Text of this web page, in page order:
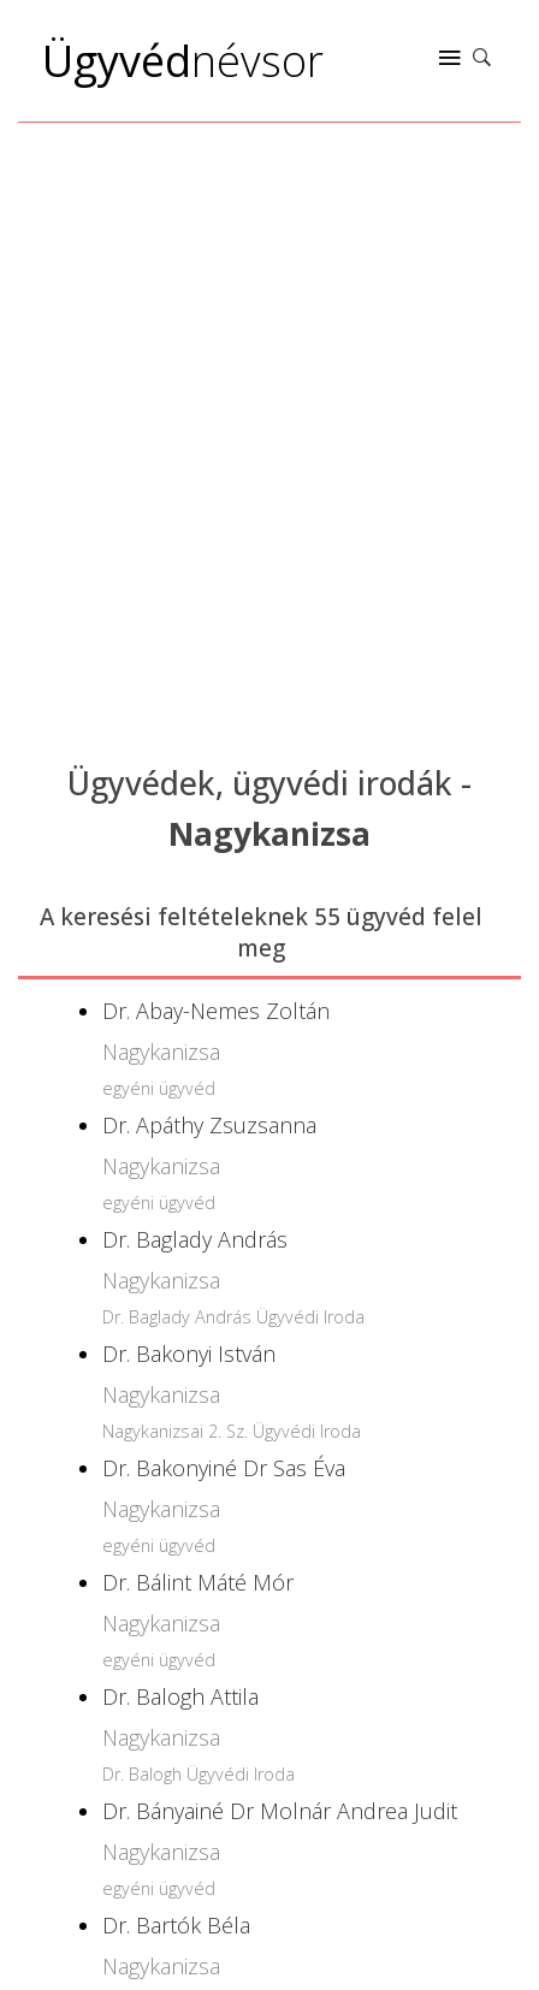
Ügyvédnévsor
Ügyvédek, ügyvédi irodák -
Nagykanizsa
A keresési feltételeknek 55 ügyvéd felel
meg
Dr. Abay-Nemes Zoltán
Nagykanizsa
egyéni ügyvéd
Dr. Apáthy Zsuzsanna
Nagykanizsa
egyéni ügyvéd
Dr. Baglady András
Nagykanizsa
Dr. Baglady András Ügyvédi Iroda
Dr. Bakonyi István
Nagykanizsa
Nagykanizsai 2. Sz. Ügyvédi Iroda
Dr. Bakonyiné Dr Sas Éva
Nagykanizsa
egyéni ügyvéd
Dr. Bálint Máté Mór
Nagykanizsa
egyéni ügyvéd
Dr. Balogh Attila
Nagykanizsa
Dr. Balogh Ügyvédi Iroda
Dr. Bányainé Dr Molnár Andrea Judit
Nagykanizsa
egyéni ügyvéd
Dr. Bartók Béla
Nagykanizsa